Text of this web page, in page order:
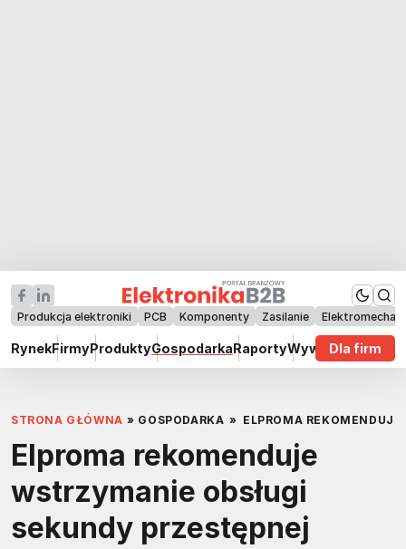
Produkcja elektroniki PCB Komponenty Zasilanie
RynekFirmyProduktyGospodarkaRaportyWywiadyDla firm
STRONA GŁÓWNA » GOSPODARKA » ELPROMA
Elproma rekomenduje
wstrzymanie obsługi
sekundy przestępnej